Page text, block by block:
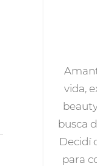
vida,
busca
Decidí
para